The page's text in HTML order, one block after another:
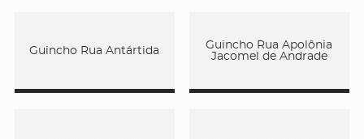
Guincho Rua Antártida
Guincho Rua Apolônia
Jacomel de Andrade